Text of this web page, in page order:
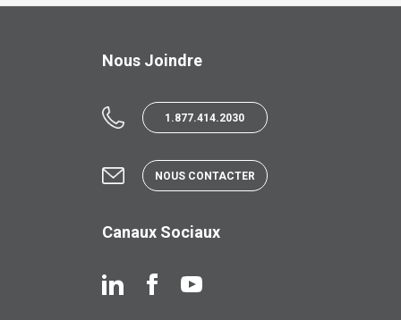
Nous Joindre
1.877.414.2030
NOUS CONTACTER
Canaux Sociaux